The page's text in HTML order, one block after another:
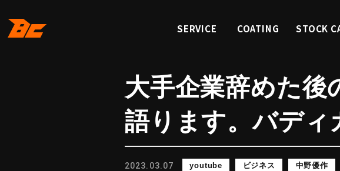
SERVICE
COATING
STOCK
大手企業辞めた後
語ります。バディ
2023.03.07 youtube ビジネス 中野優作